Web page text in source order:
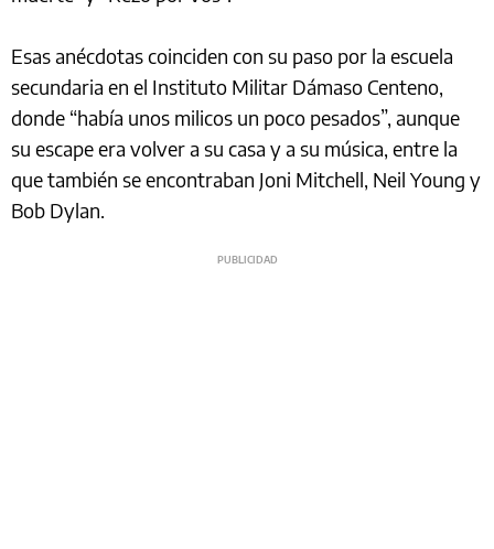
Esas anécdotas coinciden con su paso por la escuela
secundaria en el Instituto Militar Dámaso Centeno,
donde “había unos milicos un poco pesados”, aunque
su escape era volver a su casa y a su música, entre la
que también se encontraban Joni Mitchell, Neil Young y
Bob Dylan.